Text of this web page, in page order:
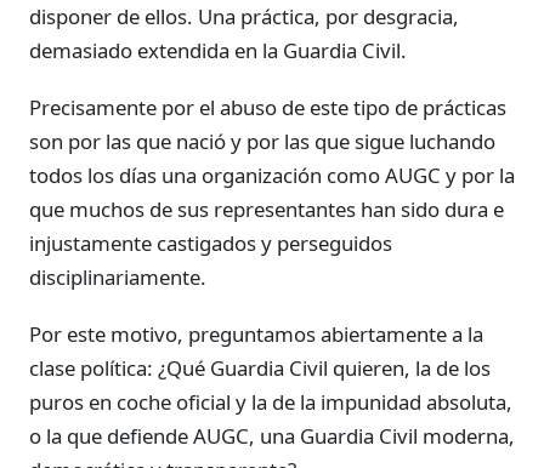
disponer de ellos. Una práctica, por desgracia,
demasiado extendida en la Guardia Civil.
Precisamente por el abuso de este tipo de prácticas
son por las que nació y por las que sigue luchando
todos los días una organización como AUGC y por la
que muchos de sus representantes han sido dura e
injustamente castigados y perseguidos
disciplinariamente.
Por este motivo, preguntamos abiertamente a la
clase política: ¿Qué Guardia Civil quieren, la de los
puros en coche oficial y la de la impunidad absoluta,
o la que defiende AUGC, una Guardia Civil moderna,